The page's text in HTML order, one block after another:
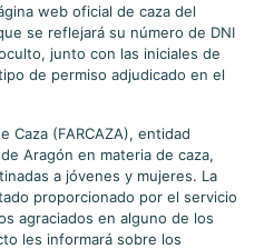
web oficial de caza del
se reflejará su número de DNI
junto con las iniciales de
de permiso adjudicado en el
Caza (FARCAZA), entidad
Aragón en materia de caza,
a jóvenes y mujeres. La
proporcionado por el servicio
agraciados en alguno de los
les informará sobre los